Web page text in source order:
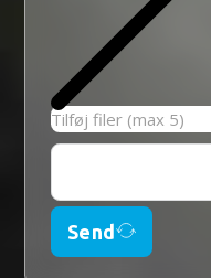
Tilføj filer (max 5)
Send